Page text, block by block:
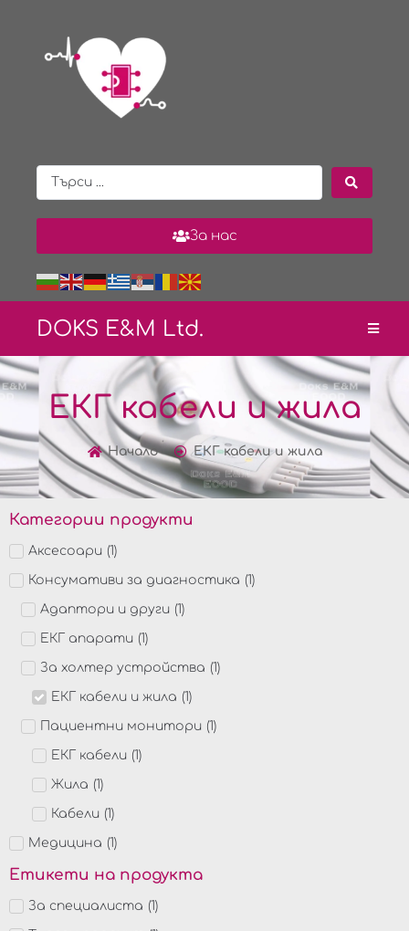
За нас
DOKS E& M Ltd.
ЕКГ кабели и жила
Начало ЕКГ кабели и жила
Категории продукти
Аксесоари (1)
Консумативи за диагностика (1)
Адаптори и други (1)
ЕКГ апарати (1)
За холтер устройства (1)
ЕКГ кабели и жила (1)
Пациентни монитори (1)
ЕКГ кабели (1)
Жила (1)
Кабели (1)
Медицина (1)
Етикети на продукта
За специалиста (1)